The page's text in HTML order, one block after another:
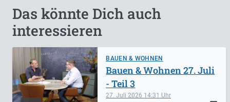
Das könnte Dich auch
interessieren
BAUEN & WOHNEN
27. Juli 2026 14:31
Bauen & Wohnen 27. Juli
- Teil 3